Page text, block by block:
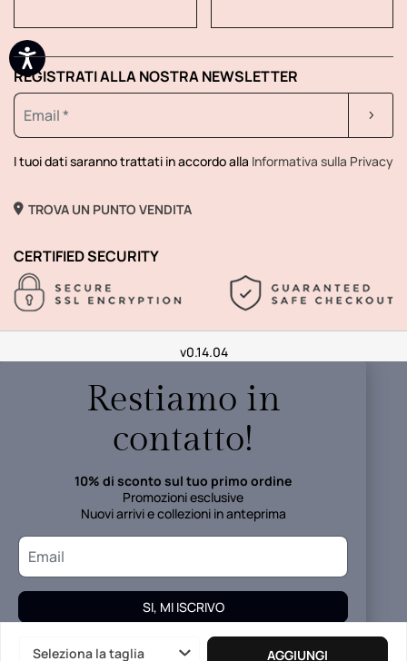
Seleziona la taglia AGGIUNGI
REGISTRATI ALLA NOSTRA NEWSLETTER
I tuoi dati saranno trattati in accordo alla Informativa sulla Privacy
TROVA UN PUNTO VENDITA
CERTIFIED SECURITY
v0.14.04
Restiamo in
contatto!
10% di sconto sul tuo primo ordine
Promozioni esclusive
Nuovi arrivi e collezioni in anteprima
SI, MI ISCRIVO
I tuoi dati verranno trattati in accordo alla